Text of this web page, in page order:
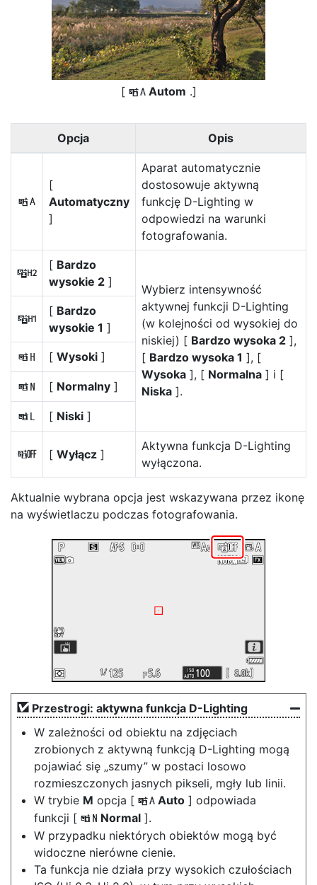
[ YAutom .]
Opcja Opis
Y
[
Automatyczny
]
Aparat automatycznie
dostosowuje aktywną
funkcję D-Lighting w
odpowiedzi na warunki
fotografowania.
t
[ Bardzo
wysokie 2 ]
Wybierz intensywność
aktywnej funkcji D-Lighting
(w kolejności od wysokiej do
niskiej) [ Bardzo wysoka 2 ],
[ Bardzo wysoka 1 ], [
Wysoka ], [ Normalna ] i [
Niska ].
s
[ Bardzo
wysokie 1 ]
P [ Wysoki ]
Q [ Normalny ]
R [ Niski ]
c [ Wyłącz ]
Aktywna funkcja D-Lighting
wyłączona.
Aktualnie wybrana opcja jest wskazywana przez ikonę
na wyświetlaczu podczas fotografowania.
Przestrogi: aktywna funkcja D-Lighting
W zależności od obiektu na zdjęciach
zrobionych z aktywną funkcją D-Lighting mogą
pojawiać się „szumy” w postaci losowo
rozmieszczonych jasnych pikseli, mgły lub linii.
W trybie M opcja [ Y Auto ] odpowiada
funkcji [ Q Normal ].
W przypadku niektórych obiektów mogą być
widoczne nierówne cienie.
Ta funkcja nie działa przy wysokich czułościach